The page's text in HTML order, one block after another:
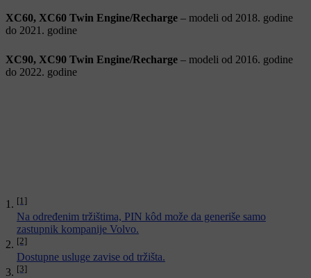
XC60, XC60 Twin Engine/Recharge – modeli od 2018. godine
do 2021. godine
XC90, XC90 Twin Engine/Recharge – modeli od 2016. godine
do 2022. godine
[1]
Na određenim tržištima, PIN kôd može da generiše samo
zastupnik kompanije Volvo.
[2]
Dostupne usluge zavise od tržišta.
[3]